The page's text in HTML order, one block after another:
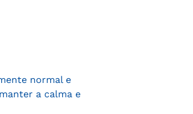
normal e
a calma e